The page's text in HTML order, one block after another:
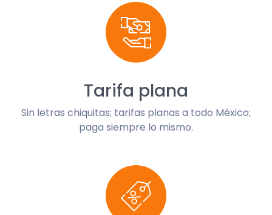
Tarifa plana
Sin letras chiquitas; tarifas planas a todo México;
paga siempre lo mismo.